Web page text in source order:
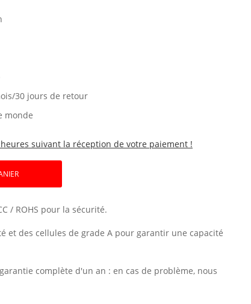
30 jours de retour
monde
suivant la réception de votre paiement !
/ ROHS pour la sécurité.
des cellules de grade A pour garantir une capacité
complète d'un an : en cas de problème, nous